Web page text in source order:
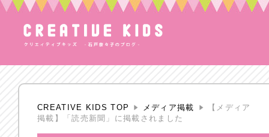
CREATIVE KIDS TOP メディア掲載
【メディア
掲載】「読売新聞」に掲載されました